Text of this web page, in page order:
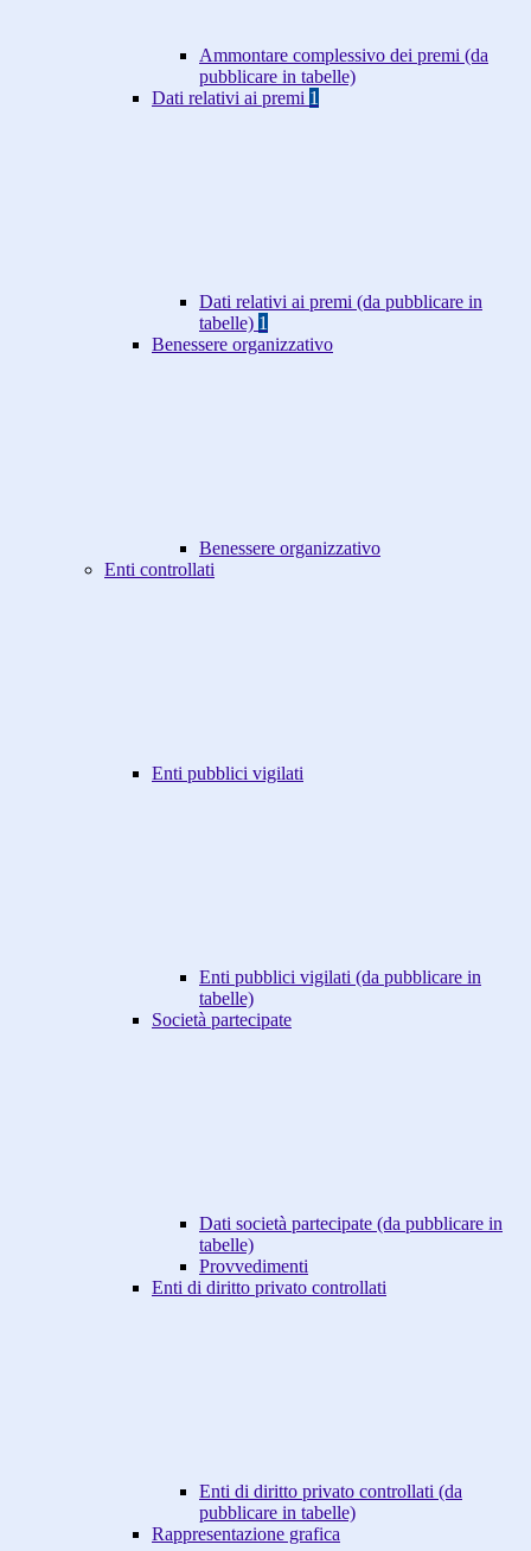
Ammontare complessivo dei premi (da
pubblicare in tabelle)
Dati relativi ai premi 1
Dati relativi ai premi (da pubblicare in
tabelle) 1
Benessere organizzativo
Benessere organizzativo
Enti controllati
Enti pubblici vigilati
Enti pubblici vigilati (da pubblicare in
tabelle)
Società partecipate
Dati società partecipate (da pubblicare in
tabelle)
Provvedimenti
Enti di diritto privato controllati
Enti di diritto privato controllati (da
pubblicare in tabelle)
Rappresentazione grafica